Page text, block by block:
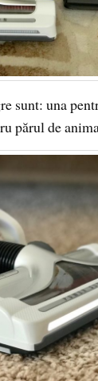
sunt: una
părul de